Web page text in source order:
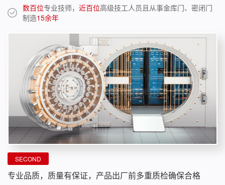
数百位专业技师， 近百位高级技工人员且从事金库门、密闭门
制造15余年
SECOND
专业品质，质量有保证，产品出厂前多重质检确保合格